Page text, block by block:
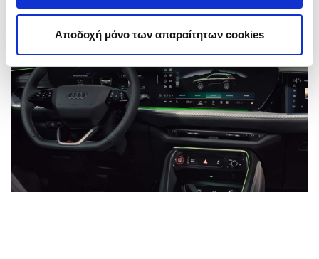
Αποδοχή μόνο των απαραίτητων cookies